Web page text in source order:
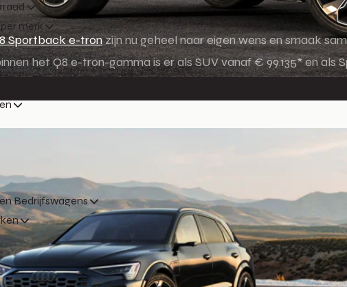
merk
Bedrijfswagens
Sportback e-tronzijn nu geheel naar eigen wens en smaak
het Q8 e-tron-gamma is er als SUV vanaf € 99.135* en als